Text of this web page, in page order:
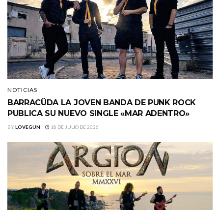
NOTICIAS
BARRACÜDA LA JOVEN BANDA DE PUNK ROCK
PUBLICA SU NUEVO SINGLE «MAR ADENTRO»
BYLOVEGUN 18 DE JULIO DE 2026